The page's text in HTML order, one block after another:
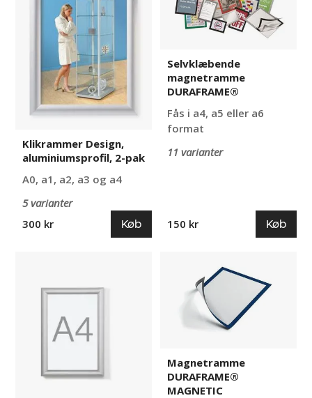
Klikrammer Design,
aluminiumsprofil, 2-pak
A0, a1, a2, a3 og a4
5 varianter
300 kr
Køb
Selvklæbende
magnetramme
DURAFRAME®
Fås i a4, a5 eller a6
format
11 varianter
150 kr Køb
DURAFRAME®
MAGNETIC
Magnetramme
DURAFRAME®
MAGNETIC